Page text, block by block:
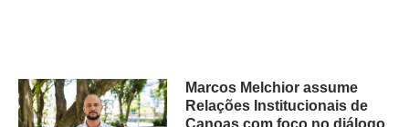
Marcos Melchior assume
Relações Institucionais de
Canoas com foco no diálogo